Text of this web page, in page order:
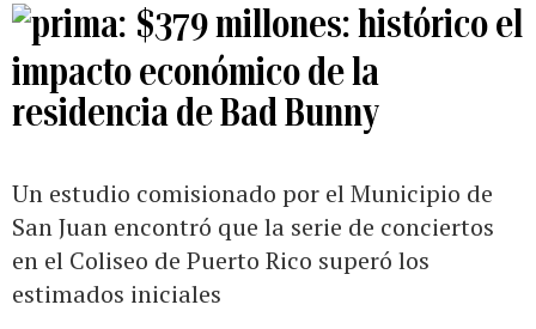
$379 millones: histórico el
impacto económico de la
residencia de Bad Bunny
Un estudio comisionado por el Municipio de
San Juan encontró que la serie de conciertos
en el Coliseo de Puerto Rico superó los
estimados iniciales